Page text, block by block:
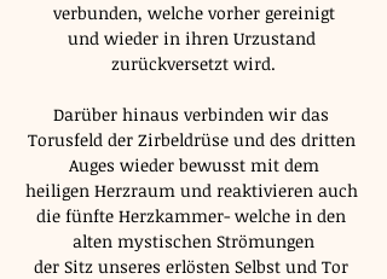
verbunden, welche vorher gereinigt
und wieder in ihren Urzustand
zurückversetzt wird.
Darüber hinaus verbinden wir das
Torusfeld der Zirbeldrüse und des dritten
Auges wieder bewusst mit dem
heiligen Herzraum und reaktivieren auch
die fünfte Herzkammer- welche in den
alten mystischen Strömungen
der Sitz unseres erlösten Selbst und Tor